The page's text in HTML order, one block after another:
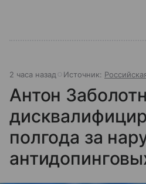
2 часа назад Источник:
Антон
полгода за